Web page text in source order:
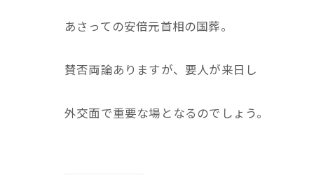
あさっての安倍元首相の国葬。
賛否両論ありますが、要人が来日し
外交面で重要な場となるのでしょう。